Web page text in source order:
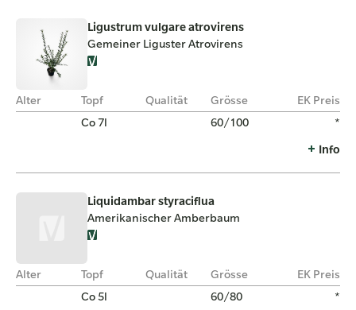
Ligustrum vulgare atrovirens
Gemeiner Liguster Atrovirens
Alter Topf Qualität Grösse
EK Preis
Co 7l
60/100 *
Info
Liquidambar styraciflua
Amerikanischer Amberbaum
Alter Topf Qualität Grösse
EK Preis
Co 5l
60/80 *